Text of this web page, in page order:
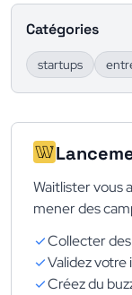
Catégories
startups
Waitlister vous
mener des
Collecter
Validez votre
Créez du